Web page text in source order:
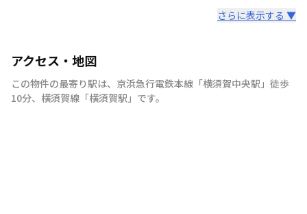
さらに表示する ▼
アクセス・地図
この物件の最寄り駅は、 京浜急行電鉄本線 「横須賀中央駅 」 徒歩
10分、 横須賀線 「横須賀駅 」 です。